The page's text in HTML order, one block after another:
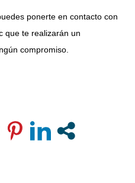
ponerte en contacto con
que te realizarán un
compromiso.